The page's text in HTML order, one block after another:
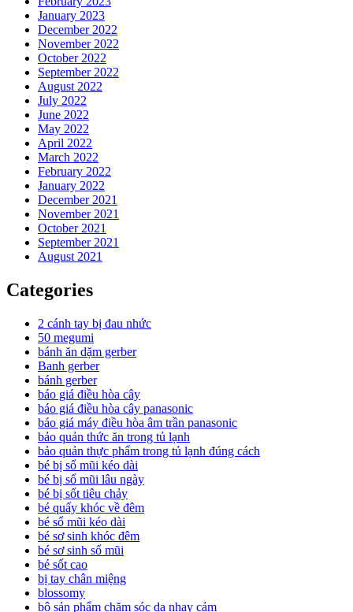
January 2023
December 2022
November 2022
October 2022
September 2022
August 2022
July 2022
June 2022
May 2022
April 2022
March 2022
February 2022
January 2022
December 2021
November 2021
October 2021
September 2021
August 2021
Categories
2 cánh tay bị đau nhức
50 megumi
bánh ăn dặm gerber
Banh gerber
bánh gerber
báo giá điều hòa cây
báo giá điều hòa cây panasonic
báo giá máy điều hòa âm trần panasonic
bảo quản thức ăn trong tủ lạnh
bảo quản thực phẩm trong tủ lạnh đúng cách
bé bị sổ mũi kéo dài
bé bị sổ mũi lâu ngày
bé bị sốt tiêu chảy
bé quấy khóc về đêm
bé sổ mũi kéo dài
bé sơ sinh khóc đêm
bé sơ sinh sổ mũi
bé sốt cao
bị tay chân miệng
blossomy
bộ sản phẩm chăm sóc da nhạy cảm